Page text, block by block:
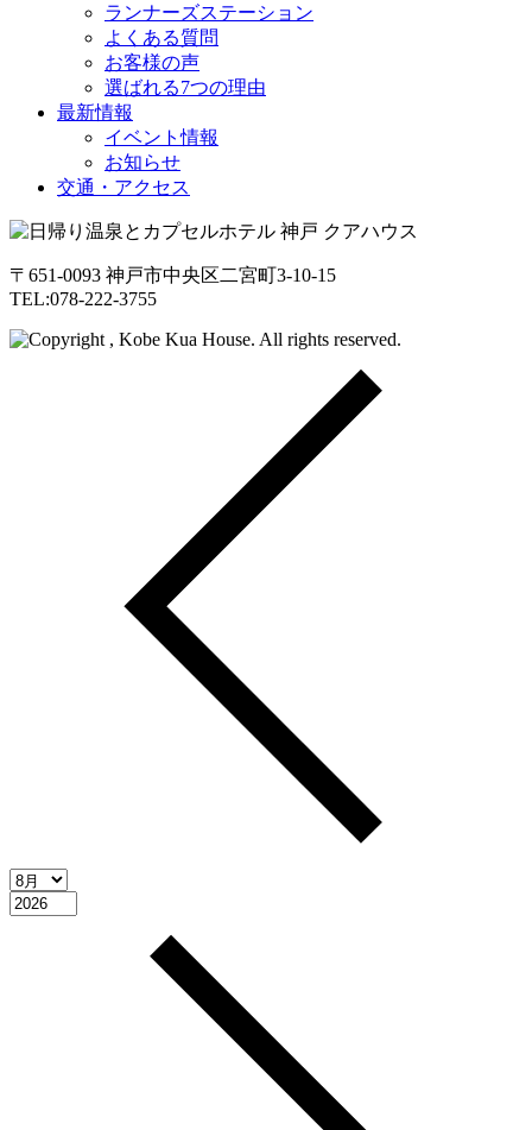
ランナーズステーション
よくある質問
お客様の声
選ばれる7つの理由
最新情報
イベント情報
お知らせ
交通・アクセス
〒651-0093 神戸市中央区二宮町3-10-15
TEL:078-222-3755